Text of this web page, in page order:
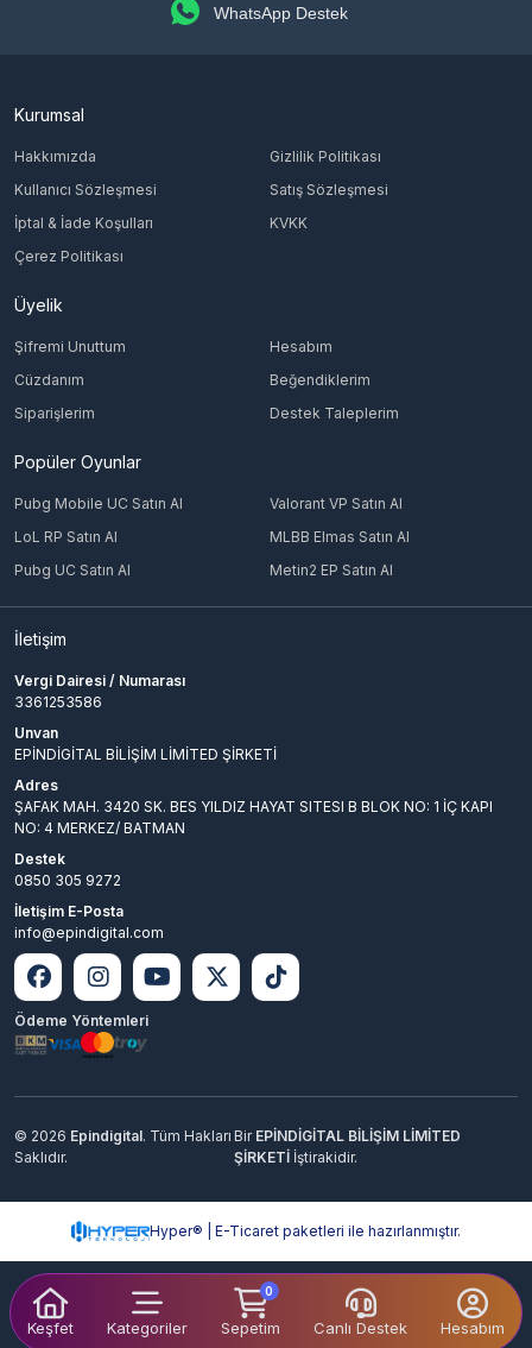
Keşfet Kategoriler
0
Sepetim Canlı Destek Hesabım
WhatsApp Destek
Kurumsal
Hakkımızda
Gizlilik Politikası
Kullanıcı Sözleşmesi
Satış Sözleşmesi
İptal & İade Koşulları
KVKK
Çerez Politikası
Üyelik
Şifremi Unuttum
Hesabım
Cüzdanım
Beğendiklerim
Siparişlerim
Destek Taleplerim
Popüler Oyunlar
Pubg Mobile UC Satın Al
Valorant VP Satın Al
LoL RP Satın Al
MLBB Elmas Satın Al
Pubg UC Satın Al
Metin2 EP Satın Al
İletişim
Vergi Dairesi / Numarası
3361253586
Unvan
EPİNDİGİTAL BİLİŞİM LİMİTED ŞİRKETİ
Adres
ŞAFAK MAH. 3420 SK. BES YILDIZ HAYAT SITESI B BLOK NO: 1 İÇ KAPI
NO: 4 MERKEZ/ BATMAN
Destek
0850 305 9272
İletişim E-Posta
info@epindigital.com
Ödeme Yöntemleri
© 2026 Epindigital. Tüm Hakları
Saklıdır.
Bir EPİNDİGİTAL BİLİŞİM LİMİTED
ŞİRKETİ İştirakidir.
Hyper® | E-Ticaret paketleri ile hazırlanmıştır.